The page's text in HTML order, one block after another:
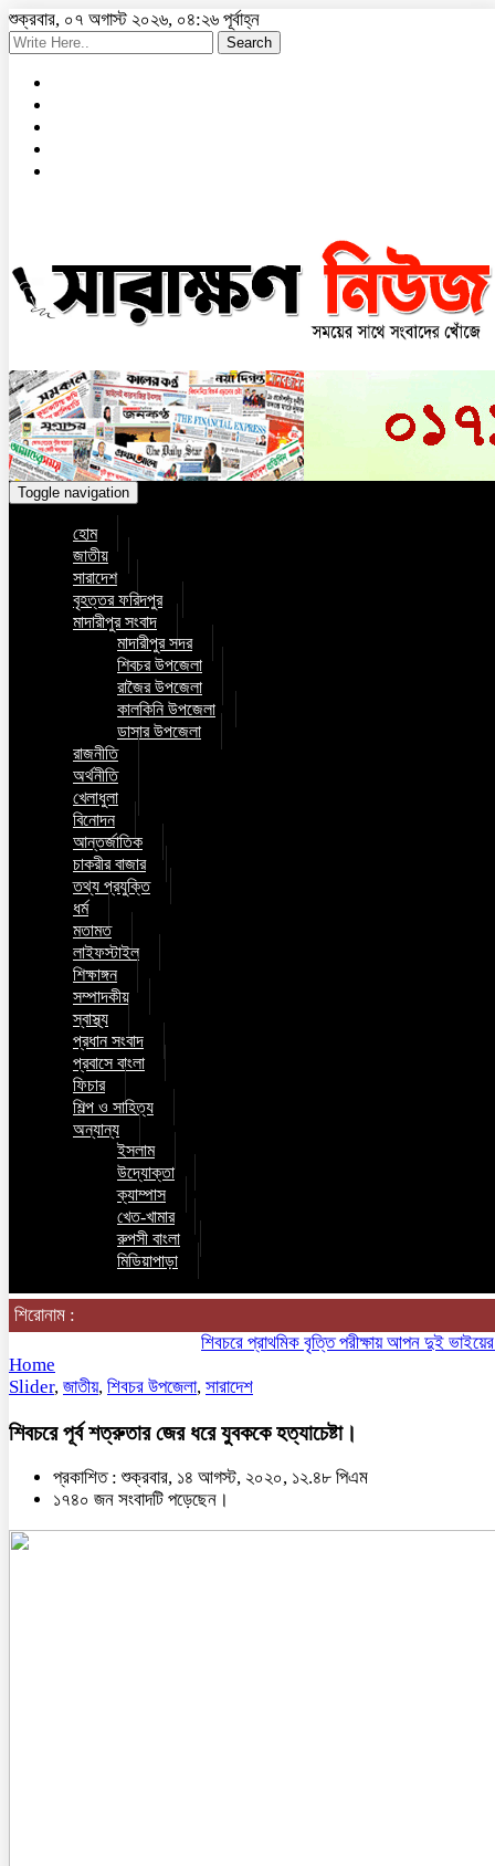
শুক্রবার, ০৭ অগাস্ট ২০২৬, ০৪:২৬ পূর্বাহ্ন
Search
Toggle navigation
হোম
জাতীয়
সারাদেশ
বৃহত্তর ফরিদপুর
মাদারীপুর সংবাদ
মাদারীপুর সদর
শিবচর উপজেলা
রাজৈর উপজেলা
কালকিনি উপজেলা
ডাসার উপজেলা
রাজনীতি
অর্থনীতি
খেলাধুলা
বিনোদন
আন্তর্জাতিক
চাকরীর বাজার
তথ্য প্রযুক্তি
ধর্ম
মতামত
লাইফস্টাইল
শিক্ষাঙ্গন
সম্পাদকীয়
স্বাস্থ্য
প্রধান সংবাদ
প্রবাসে বাংলা
ফিচার
শিল্প ও সাহিত্য
অন্যান্য
ইসলাম
উদ্যোক্তা
ক্যাম্পাস
খেত-খামার
রুপসী বাংলা
মিডিয়াপাড়া
শিরোনাম :
শিবচরে প্রাথমিক বৃত্তি পরীক্ষায় আপন দুই ভাইয়ের অনন্য
Home
Slider, জাতীয়, শিবচর উপজেলা, সারাদেশ
শিবচরে পূর্ব শত্রুতার জের ধরে যুবককে হত্যাচেষ্টা।
প্রকাশিত : শুক্রবার, ১৪ আগস্ট, ২০২০, ১২.৪৮ পিএম
১৭৪০ জন সংবাদটি পড়েছেন।